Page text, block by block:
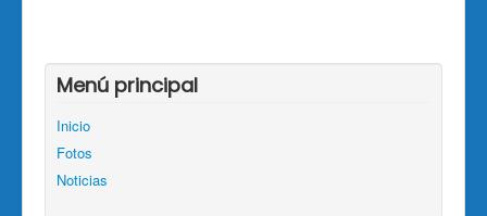
Menú principal
Inicio
Fotos
Noticias